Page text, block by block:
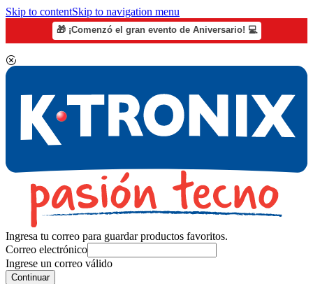
Skip to contentSkip to navigation menu
🎁 ¡Comenzó el gran evento de Aniversario! 💻
Ingresa tu correo para guardar productos favoritos.
Correo electrónico
Ingrese un correo válido
Continuar